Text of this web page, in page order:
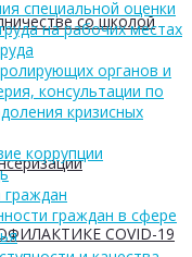
со школой
COVID-19
специальной оценки
на рабочих местах
органов и
консультации по
кризисных
коррупции
граждан в сфере